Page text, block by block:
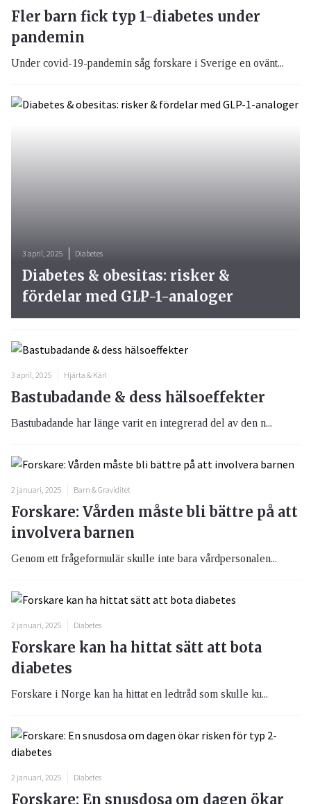
Fler barn fick typ 1-diabetes under
pandemin
Under covid-19-pandemin såg forskare i Sverige en ovänt...
3 april, 2025 Diabetes
Diabetes & obesitas: risker &
fördelar med GLP-1-analoger
3 april, 2025 Hjärta & Kärl
Bastubadande & dess hälsoeffekter
Bastubadande har länge varit en integrerad del av den n...
2 januari, 2025 Barn & Graviditet
Forskare: Vården måste bli bättre på att
involvera barnen
Genom ett frågeformulär skulle inte bara vårdpersonalen...
2 januari, 2025 Diabetes
Forskare kan ha hittat sätt att bota
diabetes
Forskare i Norge kan ha hittat en ledtråd som skulle ku...
2 januari, 2025 Diabetes
Forskare: En snusdosa om dagen ökar